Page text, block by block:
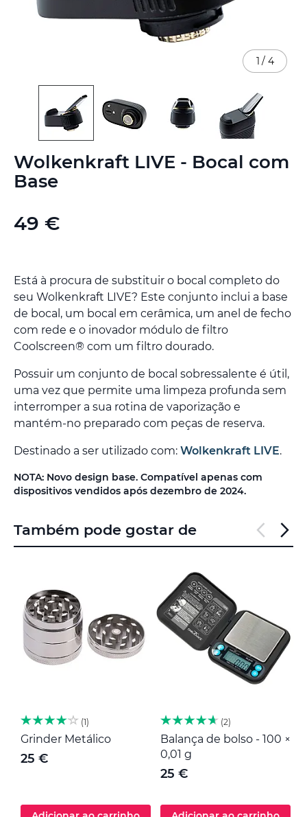
Wolkenkraft LIVE - Bocal com
Base
49 €
Está à procura de substituir o bocal completo do
seu Wolkenkraft LIVE? Este conjunto inclui a base
de bocal, um bocal em cerâmica, um anel de fecho
com rede e o inovador módulo de filtro
Coolscreen® com um filtro dourado.
Possuir um conjunto de bocal sobressalente é útil,
uma vez que permite uma limpeza profunda sem
interromper a sua rotina de vaporização e
mantém-no preparado com peças de reserva.
Destinado a ser utilizado com: Wolkenkraft LIVE.
NOTA: Novo design base. Compatível apenas com
dispositivos vendidos após dezembro de 2024.
1 / 4
para
o
início
Galeria
de
Também pode gostar de
1
Grinder Metálico
25 €
2
Balança de bolso - 100 ×
0,01 g
25 €